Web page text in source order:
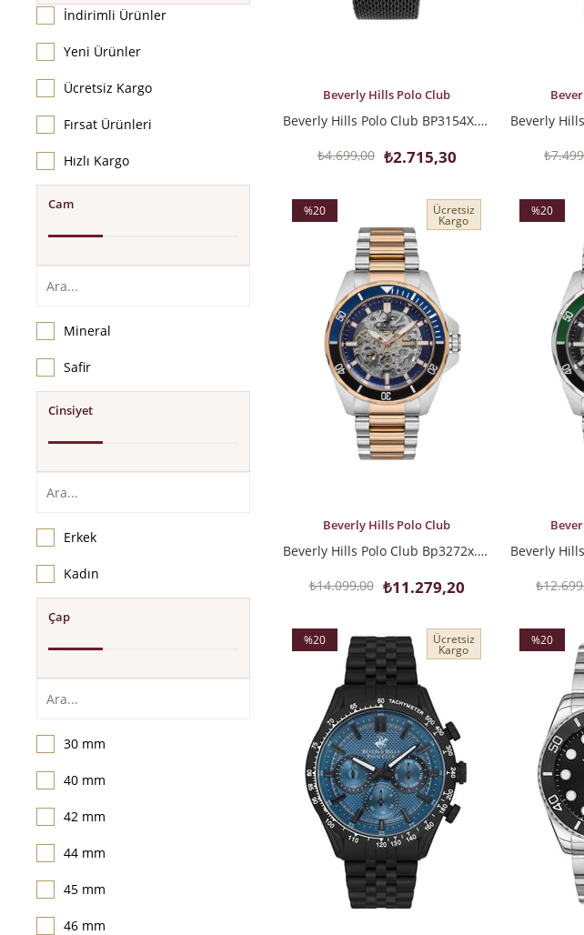
İndirimli Ürünler
Yeni Ürünler
Ücretsiz Kargo
Fırsat Ürünleri
Hızlı Kargo
Cam
Mineral
Safir
Cinsiyet
Erkek
Kadın
Çap
30 mm
40 mm
42 mm
44 mm
45 mm
46 mm
SEPETE EKLE
Beverly Hills Polo Club
Beverly Hills Polo Club BP3154X.660 Erkek Kol Saati
₺2.715,30
₺4.699,00
SEPETE
SEPETE EKLE
%20
Ücretsiz
Kargo
Beverly Hills Polo Club
Beverly Hills Polo Club Bp3272x.590 Erkek Kol Saati
₺11.279,20
₺14.099,00
SEPETE
%20
%20
%20İndirim
Ücretsiz
Kargo
%20
%20İndirim